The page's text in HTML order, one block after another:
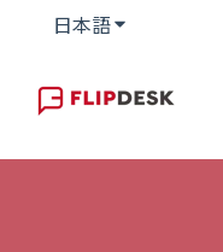
日本語翻訳のサブ